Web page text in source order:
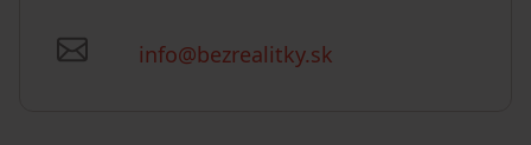
info@bezrealitky.sk